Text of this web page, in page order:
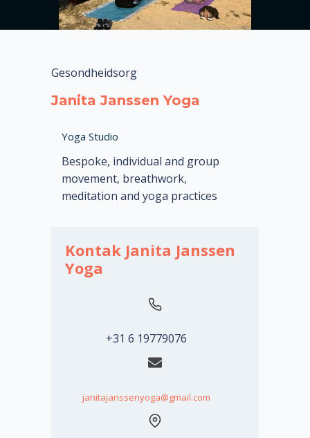
Gesondheidsorg
Janita Janssen Yoga
Yoga Studio
Bespoke, individual and group
movement, breathwork,
meditation and yoga practices
Kontak Janita Janssen
Yoga
+31 6 19779076
janitajanssenyoga@gmail.com